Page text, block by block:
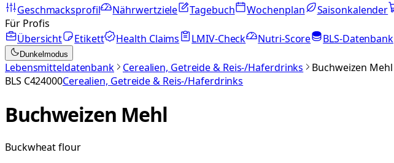
Geschmacksprofil
Nährwertziele Tagebuch Wochenplan Saisonkalender
Für Profis
Übersicht
Etikett Health Claims LMIV-Check Nutri-Score BLS-Datenbank
Dunkelmodus
Lebensmitteldatenbank Cerealien, Getreide & Reis-/Haferdrinks
Buchweizen Mehl
BLS C424000Cerealien, Getreide & Reis-/Haferdrinks
Buchweizen Mehl
Buckwheat flour